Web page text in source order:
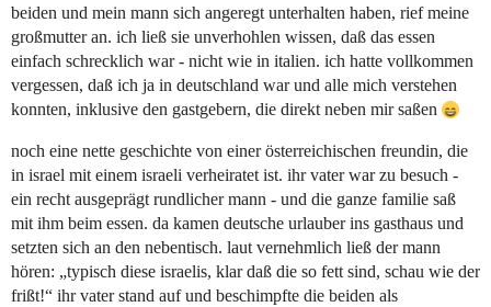
beiden und mein mann sich angeregt unterhalten haben, rief meine
großmutter an. ich ließ sie unverhohlen wissen, daß das essen
einfach schrecklich war - nicht wie in italien. ich hatte vollkommen
vergessen, daß ich ja in deutschland war und alle mich verstehen
konnten, inklusive den gastgebern, die direkt neben mir saßen
noch eine nette geschichte von einer österreichischen freundin, die
in israel mit einem israeli verheiratet ist. ihr vater war zu besuch -
ein recht ausgeprägt rundlicher mann - und die ganze familie saß
mit ihm beim essen. da kamen deutsche urlauber ins gasthaus und
setzten sich an den nebentisch. laut vernehmlich ließ der mann
hören: „typisch diese israelis, klar daß die so fett sind, schau wie der
frißt!“ ihr vater stand auf und beschimpfte die beiden als